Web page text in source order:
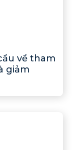
về tham
giảm